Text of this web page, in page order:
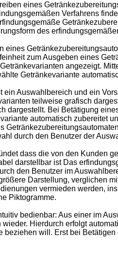
eines
Verfahrens
des
eines
zum Ausgeben eines
angezeigt.
Getränkevariante
Auswahlbereich und ein
teilweise grafisch
dargestellt. Bei Betätigung
automatisch zubereitet
durch den Benutzer der
dass die von den Kunden
darstellbar ist Das
den Benutzer im
Darstellung, verglichen
vermieden werden,
Piktogramme.
bedienbar: Aus einer im
Hierdurch erfolgt
will. Erst bei